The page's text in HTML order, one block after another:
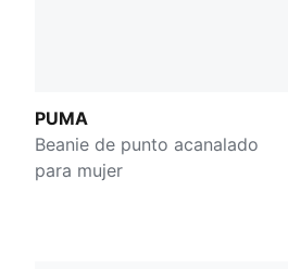
PUMA
Beanie de punto acanalado
para mujer